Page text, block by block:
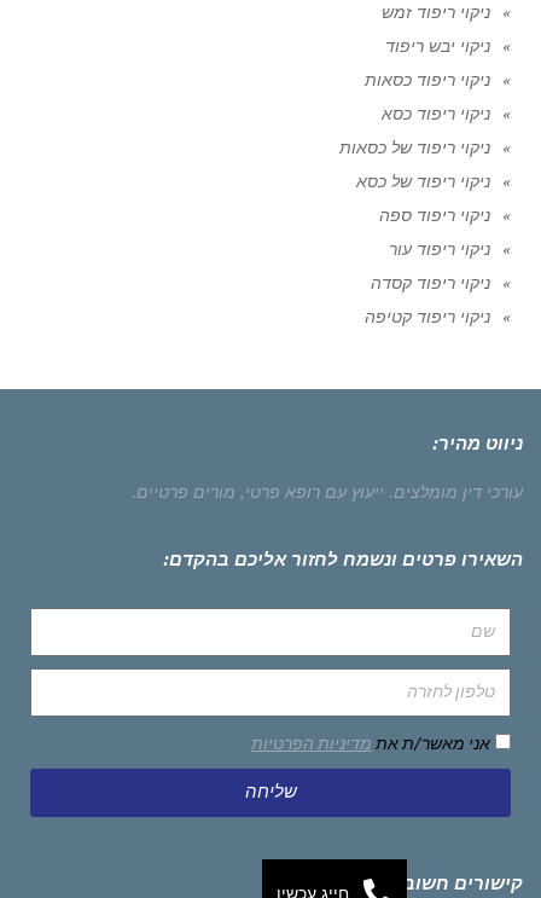
ניקוי ריפוד זמש
ניקוי יבש ריפוד
ניקוי ריפוד כסאות
ניקוי ריפוד כסא
ניקוי ריפוד של כסאות
ניקוי ריפוד של כסא
ניקוי ריפוד ספה
ניקוי ריפוד עור
ניקוי ריפוד קסדה
ניקוי ריפוד קטיפה
ניווט מהיר:
עורכי דין מומלצים. ייעוץ עם רופא פרטי, מורים פרטיים.
השאירו פרטים ונשמח לחזור אליכם בהקדם:
אני מאשר/ת את מדיניות הפרטיות
שליחה
קישורים חשובים חייג עכשיו